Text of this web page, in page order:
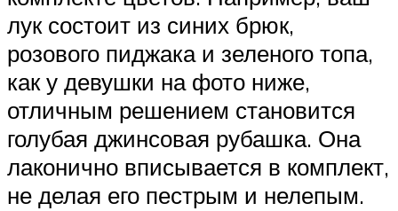
лук состоит из синих брюк,
розового пиджака и зеленого топа,
как у девушки на фото ниже,
отличным решением становится
голубая джинсовая рубашка. Она
лаконично вписывается в комплект,
не делая его пестрым и нелепым.